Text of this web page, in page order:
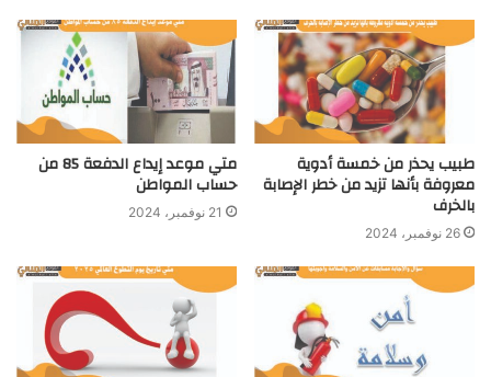
طبيب يحذر من خمسة أدوية
معروفة بأنها تزيد من خطر الإصابة
بالخرف
26 نوفمبر، 2024
متي موعد إيداع الدفعة 85 من
حساب المواطن
21 نوفمبر، 2024